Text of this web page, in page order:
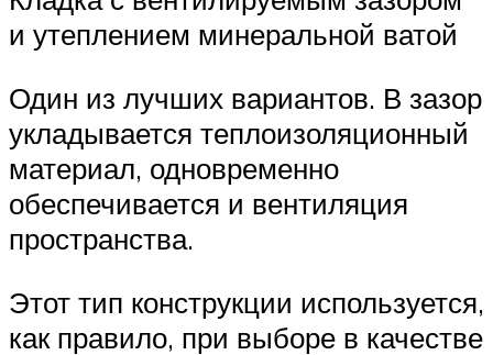
и утеплением минеральной ватой
Один из лучших вариантов. В зазор
укладывается теплоизоляционный
материал, одновременно
обеспечивается и вентиляция
пространства.
Этот тип конструкции используется,
как правило, при выборе в качестве